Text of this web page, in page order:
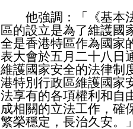
他強調：「《基本法
區的設立是為了維護國
全是香港特區作為國家
表大會於五月二十八日
維護國家安全的法律制
港特別行政區維護國家
法享有的各項權利和自
成相關的立法工作，確
繁榮穩定，長治久安。